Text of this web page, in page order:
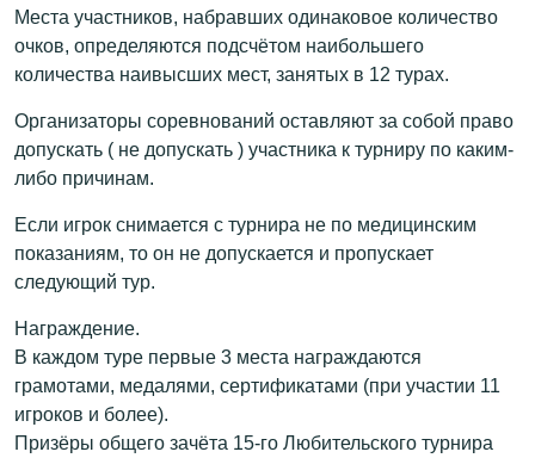
Места участников, набравших одинаковое количество
очков, определяются подсчётом наибольшего
количества наивысших мест, занятых в 12 турах.
Организаторы соревнований оставляют за собой право
допускать ( не допускать ) участника к турниру по каким-
либо причинам.
Если игрок снимается с турнира не по медицинским
показаниям, то он не допускается и пропускает
следующий тур.
Награждение.
В каждом туре первые 3 места награждаются
грамотами, медалями, сертификатами (при участии 11
игроков и более).
Призёры общего зачёта 15-го Любительского турнира